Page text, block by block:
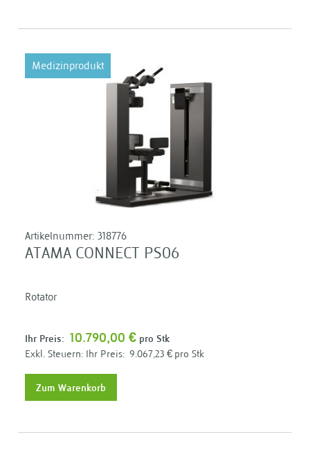
Medizinprodukt
Artikelnummer: 318776
ATAMA CONNECT PS06
Rotator
Ihr Preis: 10.790,00 € pro Stk
Ihr Preis: 9.067,23 € pro Stk
Zum Warenkorb